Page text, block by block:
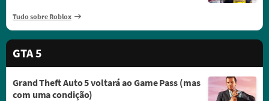
Tudo sobre Roblox
GTA 5
Grand Theft Auto 5 voltará ao Game Pass (mas
com uma condição)